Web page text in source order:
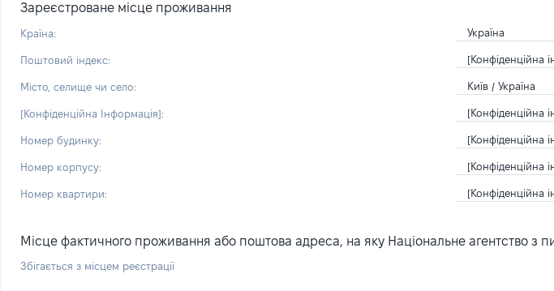
Зареєстроване місце проживання
Країна: Україна
Поштовий індекс: [Конфіденційна
Місто, селище чи село: Київ / Україна
[Конфіденційна Інформація]: [Конфіденційна
Номер будинку: [Конфіденційна
Номер корпусу: [Конфіденційна
Номер квартири: [Конфіденційна
Місце фактичного проживання або поштова адреса, на яку Національне агентство з
Збігається з місцем реєстрації